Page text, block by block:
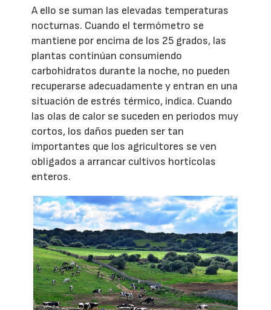
A ello se suman las elevadas temperaturas
nocturnas. Cuando el termómetro se
mantiene por encima de los 25 grados, las
plantas continúan consumiendo
carbohidratos durante la noche, no pueden
recuperarse adecuadamente y entran en una
situación de estrés térmico, indica. Cuando
las olas de calor se suceden en periodos muy
cortos, los daños pueden ser tan
importantes que los agricultores se ven
obligados a arrancar cultivos hortícolas
enteros.